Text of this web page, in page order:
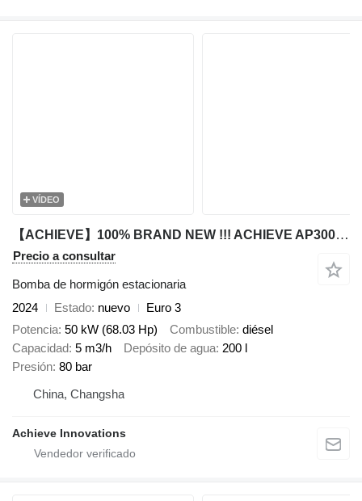
VÍDEO
【ACHIEVE】100% BRAND NEW !!! ACHIEVE AP300-TDE European Version
Precio a consultar
Bomba de hormigón estacionaria
2024
Estado nuevo
Euro 3
Potencia 50 kW (68.03 Hp) Combustible diésel
Capacidad 5 m3/h Depósito de agua 200 l
Presión 80 bar
China, Changsha
Achieve Innovations